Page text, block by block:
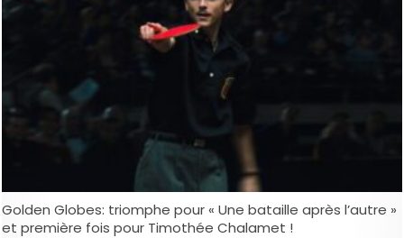
Golden Globes: triomphe pour « Une bataille après l’autre »
et première fois pour Timothée Chalamet !